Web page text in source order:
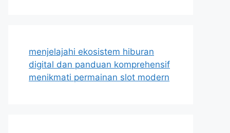
menjelajahi ekosistem hiburan
digital dan panduan komprehensif
menikmati permainan slot modern